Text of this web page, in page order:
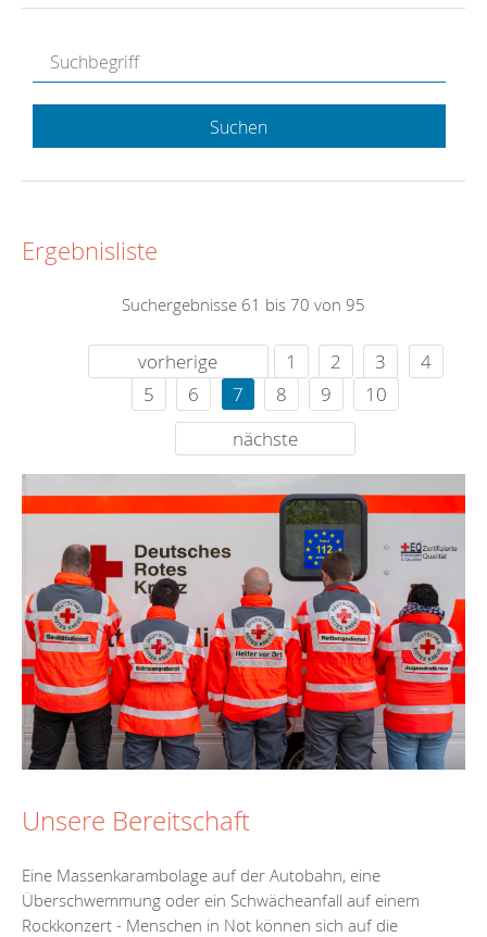
Suchen
Ergebnisliste
Suchergebnisse 61 bis 70 von 95
vorherige 1 2 3
4
5
6 7 8 9
10
nächste
Unsere Bereitschaft
Eine Massenkarambolage auf der Autobahn, eine
Überschwemmung oder ein Schwächeanfall auf einem
Rockkonzert - Menschen in Not können sich auf die